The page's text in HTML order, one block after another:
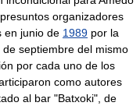
organizadores
en junio de 1989 por la
septiembre del mismo
por cada uno de los
como autores
al bar "Batxoki", de